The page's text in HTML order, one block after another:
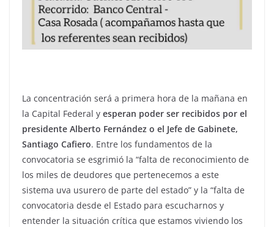
La concentración será a primera hora de la mañana en
la Capital Federal y esperan poder ser recibidos por el
presidente Alberto Fernández o el Jefe de Gabinete,
Santiago Cafiero. Entre los fundamentos de la
convocatoria se esgrimió la “falta de reconocimiento de
los miles de deudores que pertenecemos a este
sistema uva usurero de parte del estado” y la “falta de
convocatoria desde el Estado para escucharnos y
entender la situación crítica que estamos viviendo los